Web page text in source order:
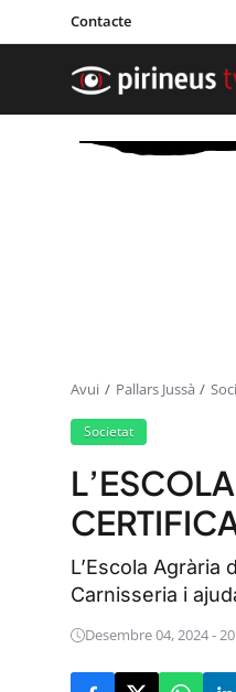
Contacte
Avui Pallars Jussà
Societat
L’Escola
Carnisseria i
Desembre 04, 2024 -